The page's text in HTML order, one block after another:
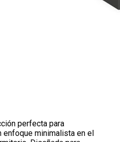
perfecta para
enfoque minimalista en el